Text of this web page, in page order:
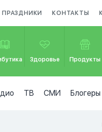
ПРАЗДНИКИ КОНТАКТЫ
Здоровье Продукты
ТВ СМИ Блогеры